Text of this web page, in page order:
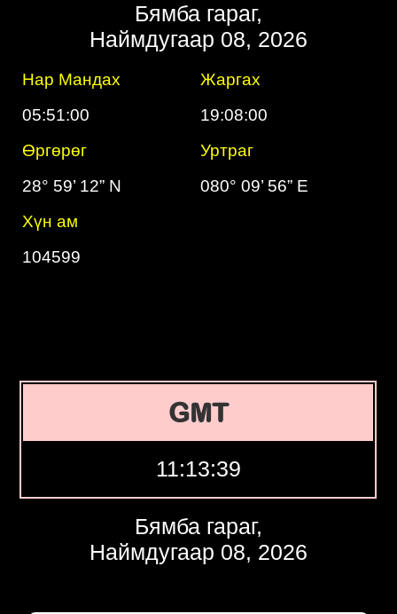
Бямба гараг,
Наймдугаар 08, 2026
Нар Мандах
Жаргах
05:51:00
19:08:00
Өргөрөг
Уртраг
28° 59’ 12” N
080° 09’ 56” E
Хүн ам
104599
GMT
11:13:40
Бямба гараг,
Наймдугаар 08, 2026